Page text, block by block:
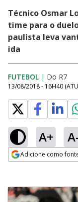
Técnico Osmar
time para o
paulista leva
ida
FUTEBOL | Do R7
13/08/2018 - 16H40
A+
Adicione como